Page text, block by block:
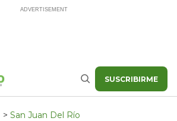
Buscar SUSCRIBIRME
> San Juan Del Río